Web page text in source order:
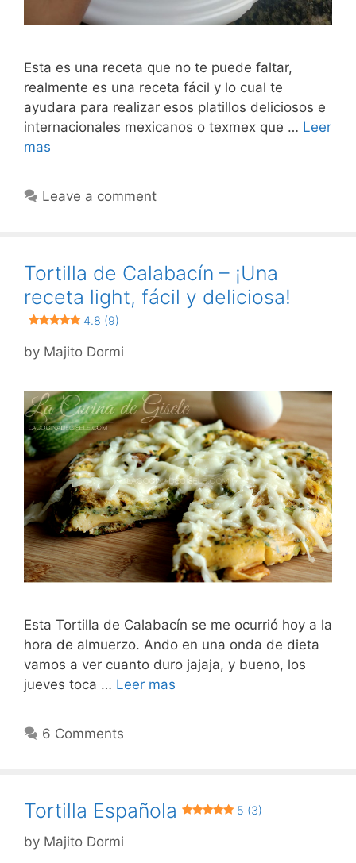
Esta es una receta que no te puede faltar,
realmente es una receta fácil y lo cual te
ayudara para realizar esos platillos deliciosos e
internacionales mexicanos o texmex que … Leer
mas
Leave a comment
Tortilla de Calabacín – ¡Una
receta light, fácil y deliciosa!
4.8 (9)
by Majito Dormi
Esta Tortilla de Calabacín se me ocurrió hoy a la
hora de almuerzo. Ando en una onda de dieta
vamos a ver cuanto duro jajaja, y bueno, los
jueves toca … Leer mas
6 Comments
Tortilla Española 5 (3)
by Majito Dormi